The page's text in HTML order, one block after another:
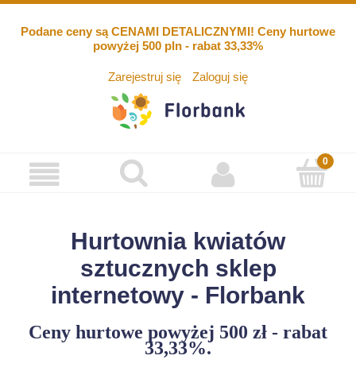
Podane ceny są CENAMI DETALICZNYMI! Ceny hurtowe
powyżej 500 pln - rabat 33,33%
Zarejestruj się Zaloguj się
Hurtownia kwiatów
sztucznych sklep
internetowy - Florbank
Ceny hurtowe powyżej 500 zł - rabat
33,33%.